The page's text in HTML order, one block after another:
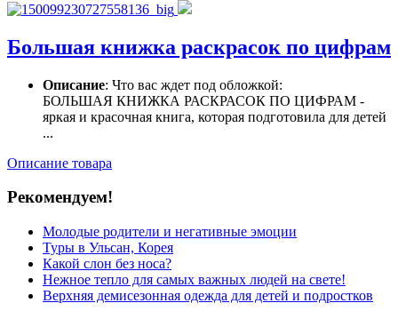
Большая книжка раскрасок по цифрам
Описание: Что вас ждет под обложкой:
БОЛЬШАЯ КНИЖКА РАСКРАСОК ПО ЦИФРАМ -
яркая и красочная книга, которая подготовила для детей
...
Описание товара
Рекомендуем!
Молодые родители и негативные эмоции
Туры в Ульсан, Корея
Какой слон без носа?
Нежное тепло для самых важных людей на свете!
Верхняя демисезонная одежда для детей и подростков